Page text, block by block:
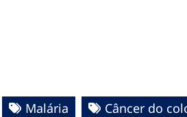
Malária Câncer do